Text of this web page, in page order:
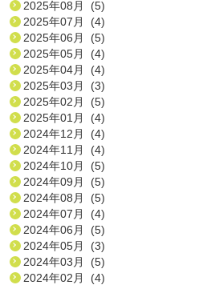
2025年08月 (5)
2025年07月 (4)
2025年06月 (5)
2025年05月 (4)
2025年04月 (4)
2025年03月 (3)
2025年02月 (5)
2025年01月 (4)
2024年12月 (4)
2024年11月 (4)
2024年10月 (5)
2024年09月 (5)
2024年08月 (5)
2024年07月 (4)
2024年06月 (5)
2024年05月 (3)
2024年03月 (5)
2024年02月 (4)